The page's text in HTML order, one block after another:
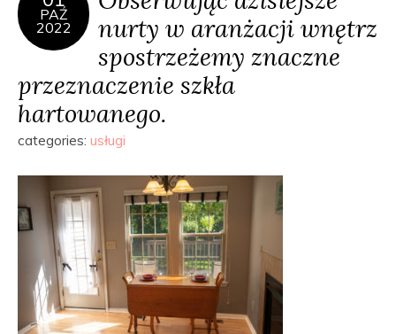
PAŹ
2022
nurty w aranżacji wnętrz
spostrzeżemy znaczne
przeznaczenie szkła
hartowanego.
categories: usługi